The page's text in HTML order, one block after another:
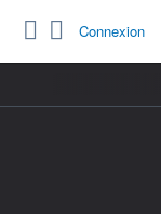
Connexion